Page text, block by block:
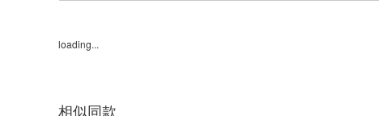
loading...
相似同款